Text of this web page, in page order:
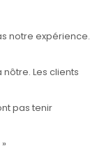
notre expérience.
Les clients
pas tenir